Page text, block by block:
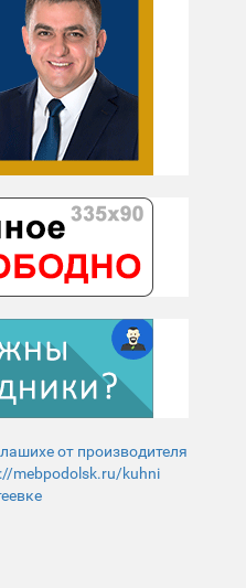
от производителя
mebpodolsk.ru/kuhni